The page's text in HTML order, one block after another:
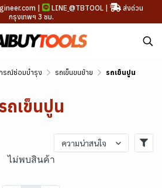
| LINE @TBTOOL |
ส่งด่วน
กรุงเทพฯ 3 ชม.
รณ์ซ่อมบำรุง รถเข็นขนย้าย รถเข็นปูน
ถเข็นปูน
ความน่าสนใจ
ไม่พบสินค้า